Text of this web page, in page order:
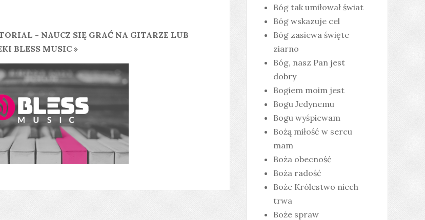
- NAUCZ SIĘ GRAĆ NA GITARZE LUB
BLESS MUSIC »
Bóg tak umiłował świat
Bóg wskazuje cel
Bóg zasiewa święte
ziarno
Bóg, nasz Pan jest
dobry
Bogiem moim jest
Bogu Jedynemu
Bogu wyśpiewam
Bożą miłość w sercu
mam
Boża obecność
Boża radość
Boże Królestwo niech
trwa
Boże spraw